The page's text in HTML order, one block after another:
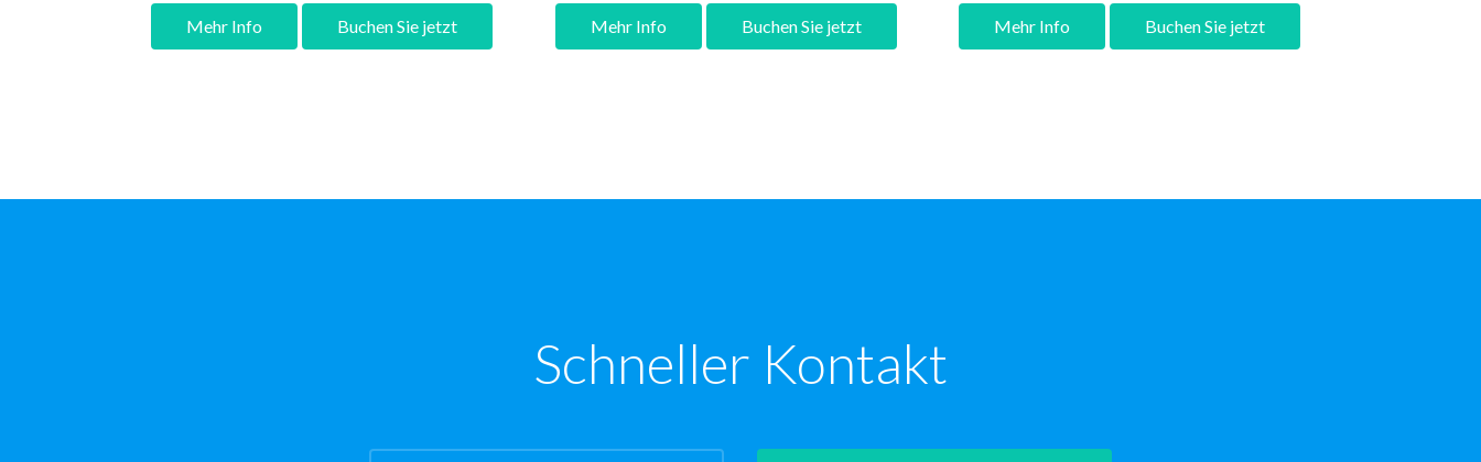
Mehr Info Buchen Sie jetzt Mehr Info Buchen Sie jetzt Mehr Info Buchen Sie jetzt
Schneller Kontakt